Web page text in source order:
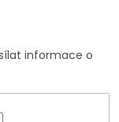
informace o